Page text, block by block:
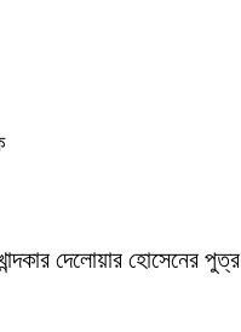
দেলোয়ার হোসেনের পুত্র